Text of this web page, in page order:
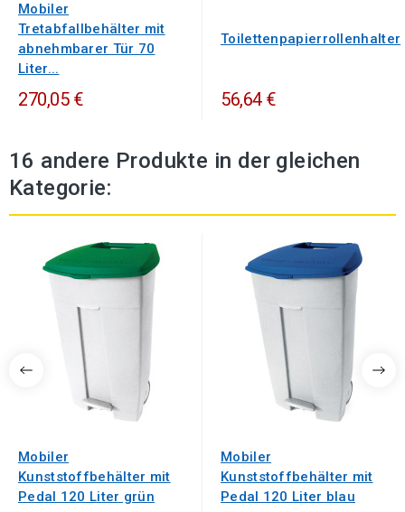
Mobiler
Tretabfallbehälter mit
abnehmbarer Tür 70
Liter...
270,05 €
Toilettenpapierrollenhalter
56,64 €
16 andere Produkte in der gleichen
Kategorie:
Mobiler
Kunststoffbehälter mit
Pedal 120 Liter grün
Mobiler
Kunststoffbehälter mit
Pedal 120 Liter blau